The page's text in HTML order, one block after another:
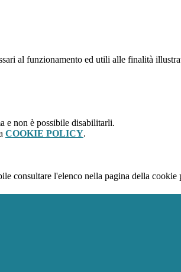
al funzionamento ed utili alle finalità
e non è possibile disabilitarli.
COOKIE POLICY.
consultare l'elenco nella pagina della cookie